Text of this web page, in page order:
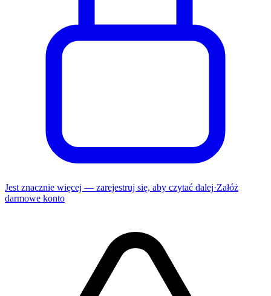
Jest znacznie więcej — zarejestruj się, aby czytać dalej·Załóż
darmowe konto